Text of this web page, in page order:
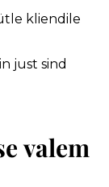
kliendile
just sind
valem